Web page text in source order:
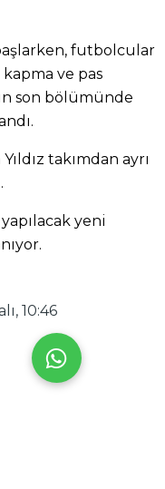
futbolcular
ve pas
son bölümünde
takımdan ayrı
yapılacak yeni
10:46